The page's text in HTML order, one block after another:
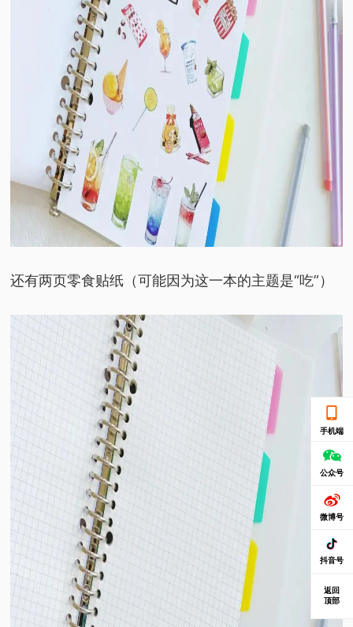
还有两页零食贴纸 （可能因为这一本的主题是“吃”）
手机端
公众号
微博号
抖音号
返回
顶部